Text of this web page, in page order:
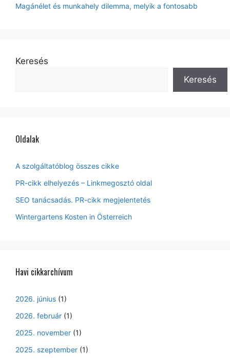
Magánélet és munkahely dilemma, melyik a fontosabb
Keresés
Keresés
Oldalak
A szolgáltatóblog összes cikke
PR-cikk elhelyezés – Linkmegosztó oldal
SEO tanácsadás. PR-cikk megjelentetés
Wintergartens Kosten in Österreich
Havi cikkarchívum
2026. június (1)
2026. február (1)
2025. november (1)
2025. szeptember (1)